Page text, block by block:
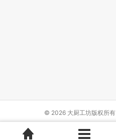
© 2026 大厨工坊版权所有